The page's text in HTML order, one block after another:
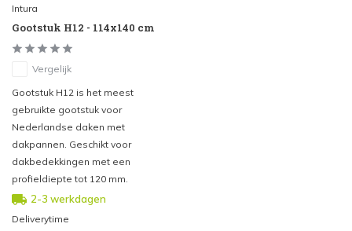
Intura
Gootstuk H12 - 114x140 cm
Vergelijk
Gootstuk H12 is het meest
gebruikte gootstuk voor
Nederlandse daken met
dakpannen. Geschikt voor
dakbedekkingen met een
profieldiepte tot 120 mm.
2-3 werkdagen
Deliverytime